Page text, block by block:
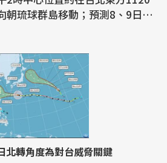
朝琉球群島移動；預測8、9日會
北轉角度為對台威脅關鍵